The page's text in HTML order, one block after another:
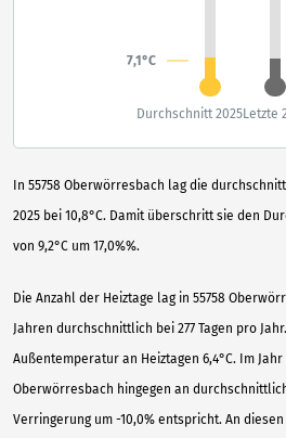
In 55758 Oberwörresbach lag die
2025 bei 10,8°C. Damit überschritt sie den
von 9,2°C um 17,0%%.
Die Anzahl der Heiztage lag in 55758
Jahren durchschnittlich bei 277 Tagen pro
Außentemperatur an Heiztagen 6,4°C. Im Jahr
Oberwörresbach hingegen an
Verringerung um -10,0% entspricht. An diesen
7,1°C
Durchschnitt 2025Letzte